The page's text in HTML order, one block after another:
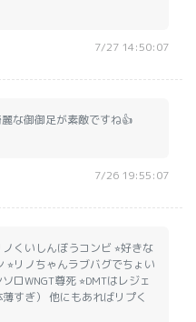
7/27 14:50:07
な御御足が素敵ですね👍
7/26 19:55:07
くいしんぼうコンビ ⭐︎好きな
リノちゃんラブバグでちょい
ロWNGT尊死 ⭐︎DMTはレジェ
すぎ） 他にもあればリプく